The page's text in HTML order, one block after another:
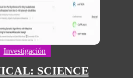
Investigación
SCIENCE